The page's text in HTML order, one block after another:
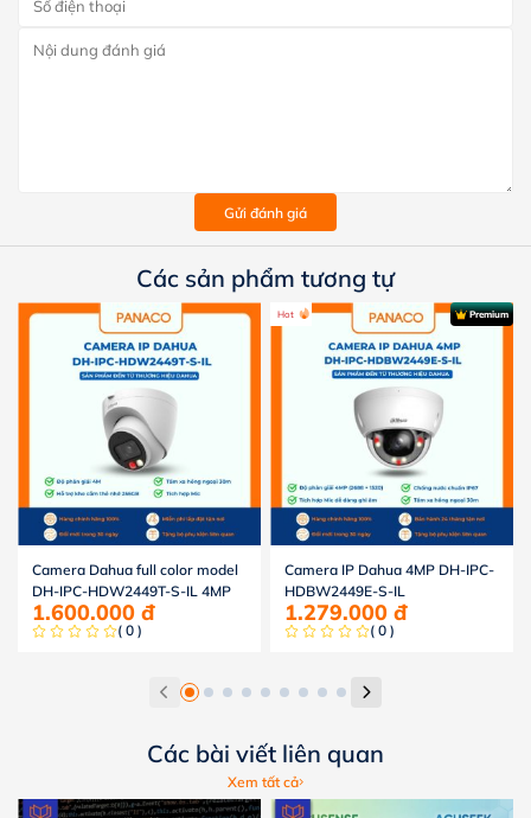
Gửi đánh giá
Các sản phẩm tương tự
Camera Dahua full color model
DH-IPC-HDW2449T-S-IL 4MP
1.600.000 đ
( 0 )
Hot Premium
Camera IP Dahua 4MP DH-IPC-
HDBW2449E-S-IL
1.279.000 đ
( 0 )
Các bài viết liên quan
Xem tất cả